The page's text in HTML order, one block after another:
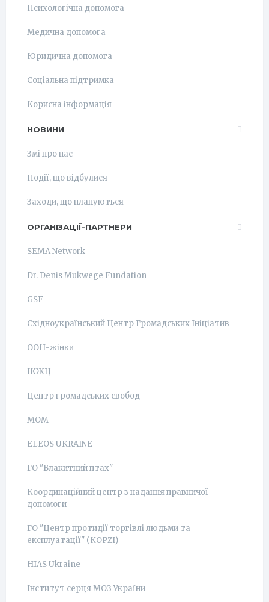
Психологічна допомога
Медична допомога
Юридична допомога
Соціальна підтримка
Корисна інформація
НОВИНИ
Змі про нас
Події, що відбулися
Заходи, що плануються
ОРГАНІЗАЦІЇ-ПАРТНЕРИ
SEMA Network
Dr. Denis Mukwege Fundation
GSF
Східноукраїнський Центр Громадських Ініціатив
ООН-жінки
ІКЖЦ
Центр громадських свобод
МОМ
ELEOS UKRAINE
ГО "Блакитний птах"
Координаційний центр з надання правничої
допомоги
ГО "Центр протидії торгівлі людьми та
експлуатації" (КОРZI)
HIAS Ukraine
Інститут серця МОЗ України